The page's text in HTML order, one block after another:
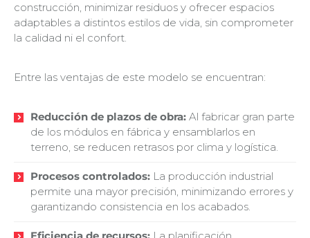
construcción, minimizar residuos y ofrecer espacios
adaptables a distintos estilos de vida, sin comprometer
la calidad ni el confort.
Entre las ventajas de este modelo se encuentran:
Reducción de plazos de obra: Al fabricar gran parte
de los módulos en fábrica y ensamblarlos en
terreno, se reducen retrasos por clima y logística.
Procesos controlados: La producción industrial
permite una mayor precisión, minimizando errores y
garantizando consistencia en los acabados.